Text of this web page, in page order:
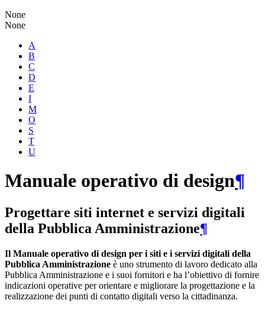
None
None
A
B
C
D
E
I
M
O
S
T
U
Manuale operativo di design¶
Progettare siti internet e servizi digitali
della Pubblica Amministrazione¶
Il Manuale operativo di design per i siti e i servizi digitali della
Pubblica Amministrazione è uno strumento di lavoro dedicato alla
Pubblica Amministrazione e i suoi fornitori e ha l’obiettivo di fornire
indicazioni operative per orientare e migliorare la progettazione e la
realizzazione dei punti di contatto digitali verso la cittadinanza.